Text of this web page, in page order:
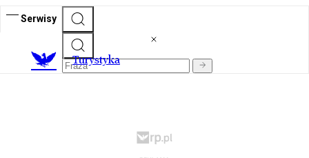
Serwisy
Turystyka